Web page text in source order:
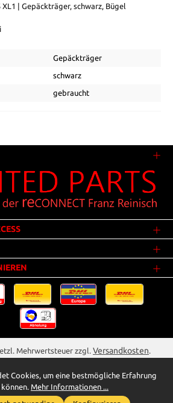
| Gepäckträger, schwarz, Bügel
Gepäckträger
schwarz
gebraucht
Mehrwertsteuer zzgl. Versandkosten.
der Differenzbesteuerung gem. § 25a UStG
Ein gesonderter Ausweis der
Cookies, um eine bestmögliche Erfahrung
Mehr Informationen ...